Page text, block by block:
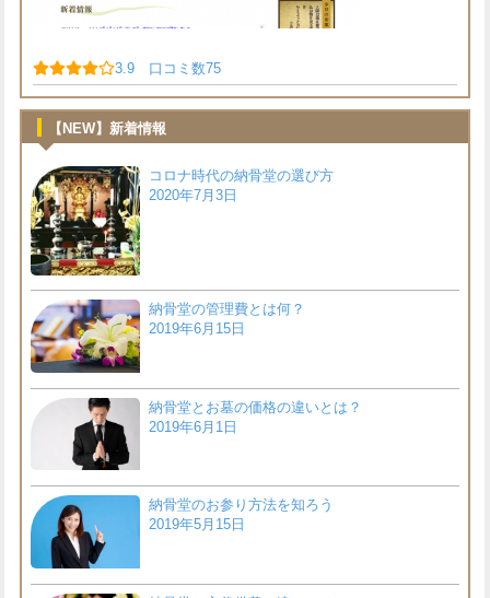
3.9 口コミ数75
【NEW】新着情報
コロナ時代の納骨堂の選び方
2020年7月3日
納骨堂の管理費とは何？
2019年6月15日
納骨堂とお墓の価格の違いとは？
2019年6月1日
納骨堂のお参り方法を知ろう
2019年5月15日